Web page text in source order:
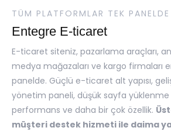
TÜM PLATFORMLAR TEK PANELDE
Entegre E-ticaret
E-ticaret siteniz, pazarlama araçları,
medya mağazaları ve kargo firmaları
panelde. Güçlü e-ticaret alt yapısı,
yönetim paneli, düşük sayfa yüklenme
performans ve daha bir çok özellik.
müşteri destek hizmeti ile daima